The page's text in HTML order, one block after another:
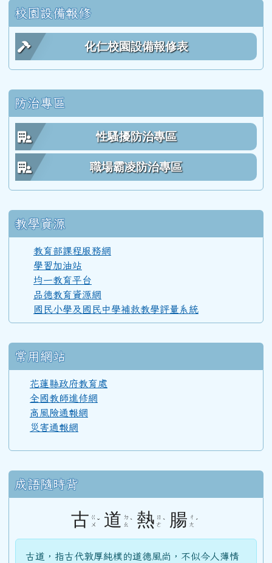
111學年度(112年6月)第53屆教師
110學年度(111年6月)第52屆教師
107學年度(108年6月)第49屆教師
106學年度(107年6月)第48屆教師
104學年度(105年6月)第46屆教師
校園設備報修
化仁校園設備報修表
防治專區
性騷擾防治專區
職場霸凌防治專區
教學資源
教育部課程服務網
學習加油站
均一教育平台
品德教育資源網
國民小學及國民中學補救教學評量系統
常用網站
花蓮縣政府教育處
全國教師進修網
高風險通報網
災害通報網
成語隨時背
古 ㄍ
ㄨ ˇ 道 ㄉ
ㄠ ˋ 熱 ㄖ
ㄜ ˋ 腸 ㄔ
ㄤ ˊ
古道，指古代敦厚純樸的道德風尚，不似今人薄情